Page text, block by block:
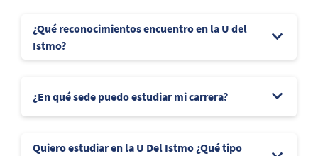
¿Qué reconocimientos encuentro en la U del
Istmo?
¿En qué sede puedo estudiar mi carrera?
Quiero estudiar en la U Del Istmo ¿Qué tipo